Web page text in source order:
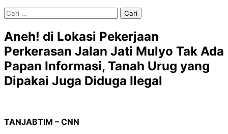
Cari
Aneh! di Lokasi Pekerjaan
Perkerasan Jalan Jati Mulyo Tak Ada
Papan Informasi, Tanah Urug yang
Dipakai Juga Diduga Ilegal
TANJABTIM – CNN